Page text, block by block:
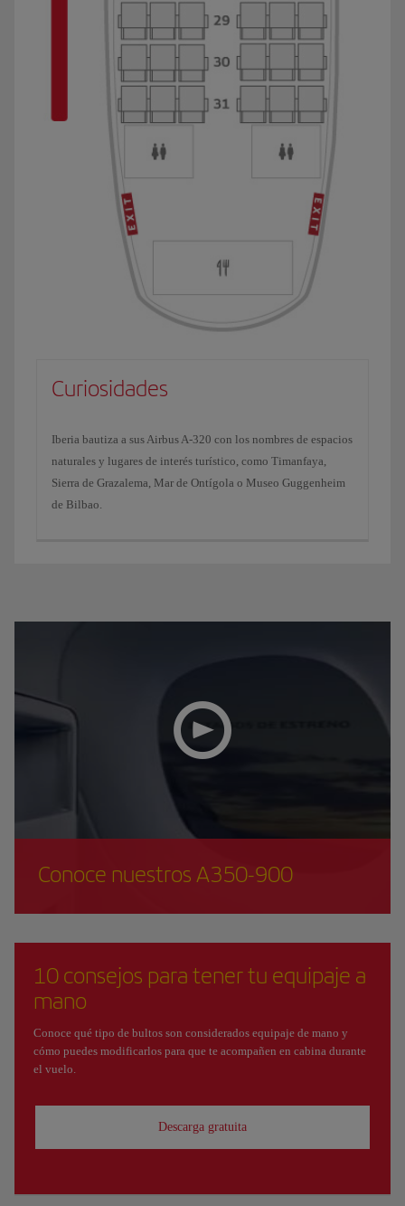
Curiosidades
Iberia bautiza a sus Airbus A-320 con los nombres de espacios
naturales y lugares de interés turístico, como Timanfaya,
Sierra de Grazalema, Mar de Ontígola o Museo Guggenheim
de Bilbao.
Conoce nuestros A350-900
10 consejos para tener tu equipaje a
mano
Conoce qué tipo de bultos son considerados equipaje de mano y
cómo puedes modificarlos para que te acompañen en cabina durante
el vuelo.
Descarga gratuita